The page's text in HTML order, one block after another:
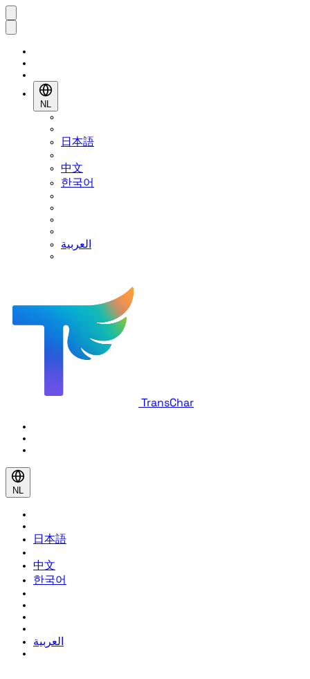
NL
日本語
中文
한국어
العربية
TransChar
NL
日本語
中文
한국어
العربية